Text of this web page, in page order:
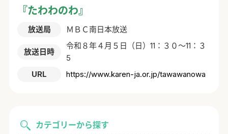
カテゴリーから探す
『たわわのわ』
放送局 ＭＢＣ南日本放送
放送日時
令和８年４月５日（日）11：３０～11：３
5
URL
https://www.karen-ja.or.jp/tawawanowa